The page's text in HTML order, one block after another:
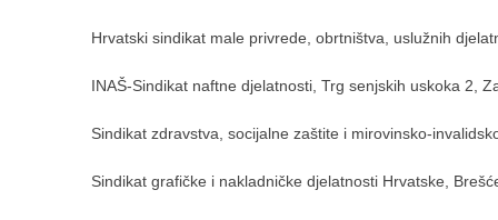
Hrvatski sindikat male privrede, obrtništva, uslužnih
INAŠ-Sindikat naftne djelatnosti, Trg senjskih uskoka 2,
Sindikat zdravstva, socijalne zaštite i mirovinsko-
Sindikat grafičke i nakladničke djelatnosti Hrvatske,